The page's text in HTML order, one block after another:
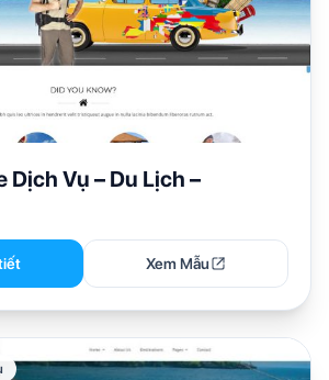
Dịch Vụ – Du Lịch –
Xem Mẫu